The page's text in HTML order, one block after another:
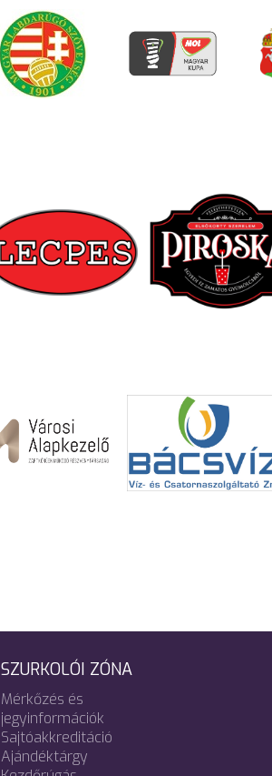
SZURKOLÓI ZÓNA
Mérkőzés és
jegyinformációk
Sajtóakkreditáció
Ajándéktárgy